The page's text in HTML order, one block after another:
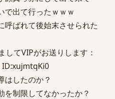
で出て行ったｗｗｗ
呼ばれて後始末させられた
てVIPがお送りします：
ID:xujmtqKi0
はしたのか？
を制限してなかったか？